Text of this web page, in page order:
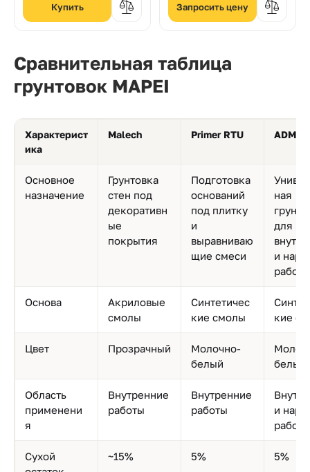
Запросить цену
Сравнительная таблица
грунтовок MAPEI
Характерист
ика
Malech Primer RTU ADMIX
Основное
назначение
Грунтовка
стен под
декоративн
ые
покрытия
Подготовка
оснований
под плитку
и
выравниваю
щие смеси
ная
для
и
работ
Основа
Акриловые
смолы
Синтетичес
кие смолы
кие
Цвет Прозрачный
Молочно-
белый
белый
Область
применени
я
Внутренние
работы
Внутренние
работы
и
работы
Сухой
~15% 5% 5%